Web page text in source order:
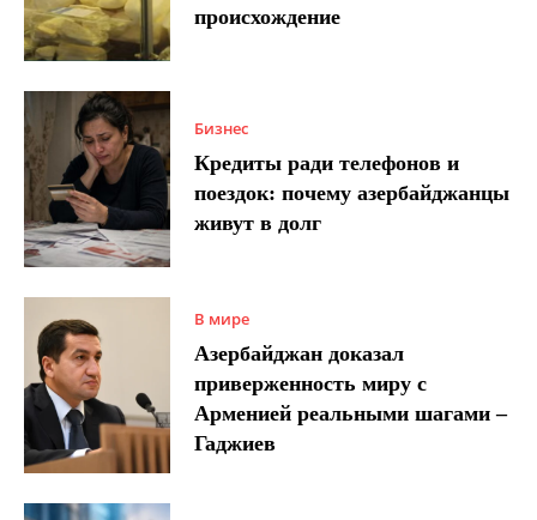
происхождение
Бизнес
Кредиты ради телефонов и
поездок: почему азербайджанцы
живут в долг
В мире
Азербайджан доказал
приверженность миру с
Арменией реальными шагами –
Гаджиев